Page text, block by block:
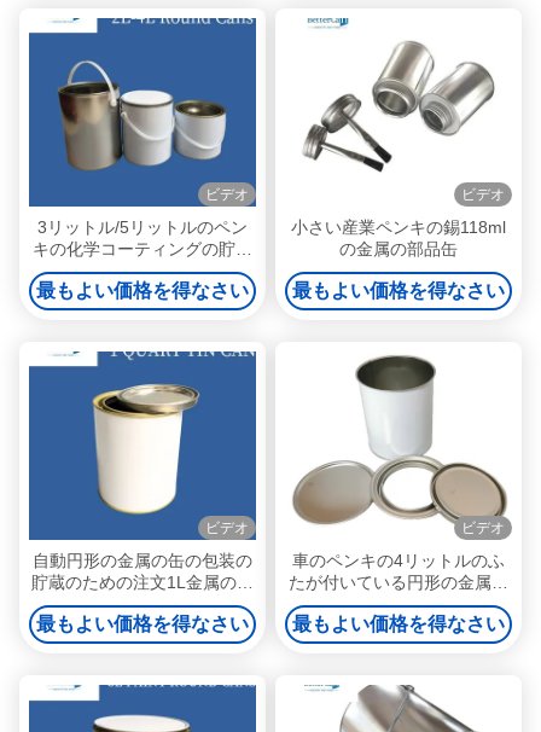
ビデオ
3リットル/5リットルのペン
キの化学コーティングの貯蔵
のための円形の金属の缶を缶
最もよい価格を得なさい
ビデオ
小さい産業ペンキの錫118ml
の金属の部品缶
最もよい価格を得なさい
ビデオ
自動円形の金属の缶の包装の
貯蔵のための注文1L金属の錫
のバケツのドラム
最もよい価格を得なさい
ビデオ
車のペンキの4リットルのふ
たが付いている円形の金属の
ペンキのバケツを缶
最もよい価格を得なさい